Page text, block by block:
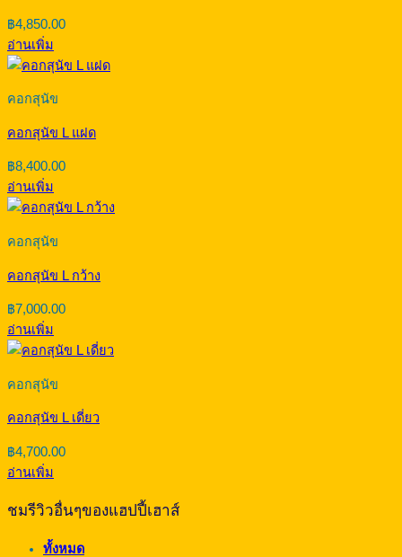
฿4,850.00
อ่านเพิ่ม
คอกสุนัข
คอกสุนัข L แฝด
฿8,400.00
อ่านเพิ่ม
คอกสุนัข
คอกสุนัข L กว้าง
฿7,000.00
อ่านเพิ่ม
คอกสุนัข
คอกสุนัข L เดี่ยว
฿4,700.00
อ่านเพิ่ม
ชมรีวิวอื่นๆของแฮปปี้เฮาส์
ทั้งหมด